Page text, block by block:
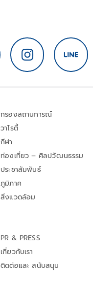
กรองสถานการณ์
วาไรตี้
กีฬา
ท่องเที่ยว – ศิลปวัฒนธรรม
ประชาสัมพันธ์
ภูมิภาค
สิ่งแวดล้อม
PR & PRESS
เกี่ยวกับเรา
ติดต่อและ สนับสนุน